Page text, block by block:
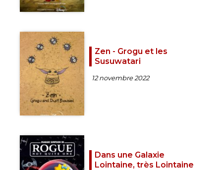
Zen - Grogu et les
Susuwatari
12 novembre 2022
Dans une Galaxie
Lointaine, très Lointaine